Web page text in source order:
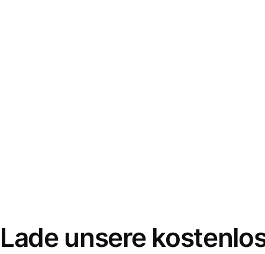
Lade unsere